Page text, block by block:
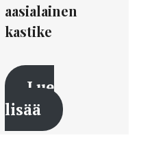
aasialainen
kastike
Lue
lisää